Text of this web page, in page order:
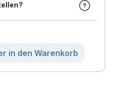
in den Warenkorb